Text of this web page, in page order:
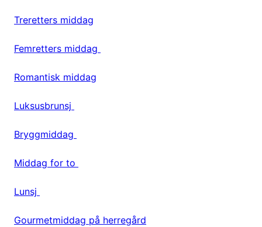
Treretters middag
Femretters middag
Romantisk middag
Luksusbrunsj
Bryggmiddag
Middag for to
Lunsj
Gourmetmiddag på herregård